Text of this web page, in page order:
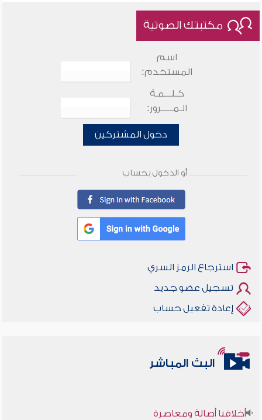
مكتبتك الصوتية
اسم
المستخدم:
كـلـــمـة
الـمـــــرور:
دخول المشتركين
أو الدخول بحساب
استرجاع الرمز السري
تسجيل عضو جديد
إعادة تفعيل حساب
البث المباشر
أخلاقنا أصالة ومعاصرة